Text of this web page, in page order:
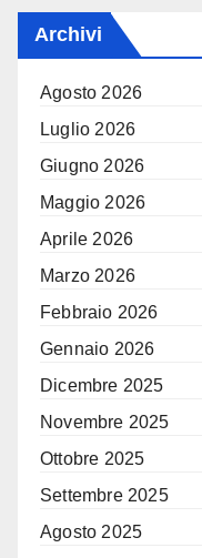
Archivi
Agosto 2026
Luglio 2026
Giugno 2026
Maggio 2026
Aprile 2026
Marzo 2026
Febbraio 2026
Gennaio 2026
Dicembre 2025
Novembre 2025
Ottobre 2025
Settembre 2025
Agosto 2025